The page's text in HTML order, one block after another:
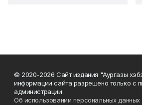
© 2020-2026 Сайт издания "Аургазы
информации сайта разрешено только с
администрации.
Об использовании персональных данных